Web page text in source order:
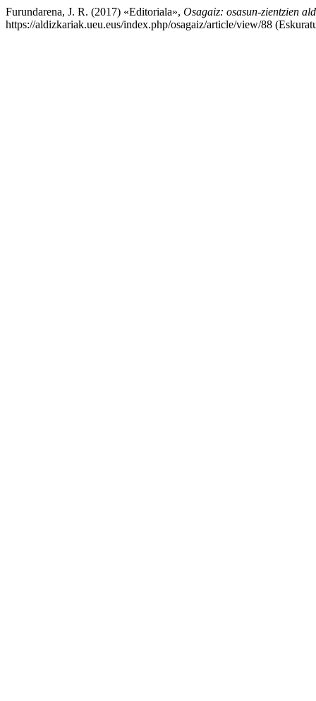
Furundarena, J. R. (2017) «Editoriala», Osagaiz: osasun-zientzien
https://aldizkariak.ueu.eus/index.php/osagaiz/article/view/88